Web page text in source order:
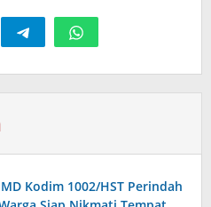
Kodim 1002/HST Perindah